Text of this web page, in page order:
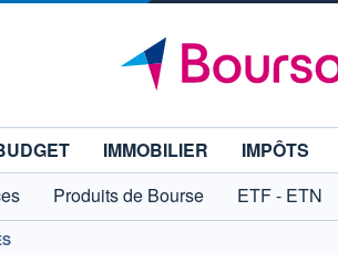
IMMOBILIER IMPÔTS
Produits de Bourse ETF - ETN